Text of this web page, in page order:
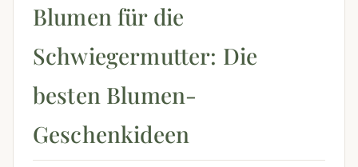
Blumen für die
Schwiegermutter: Die
besten Blumen-
Geschenkideen